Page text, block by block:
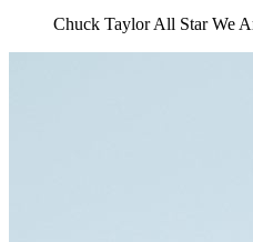
Chuck Taylor All Star We